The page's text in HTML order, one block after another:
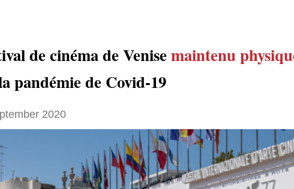
de cinéma de Venisemaintenu
pandémie de Covid-19
2020